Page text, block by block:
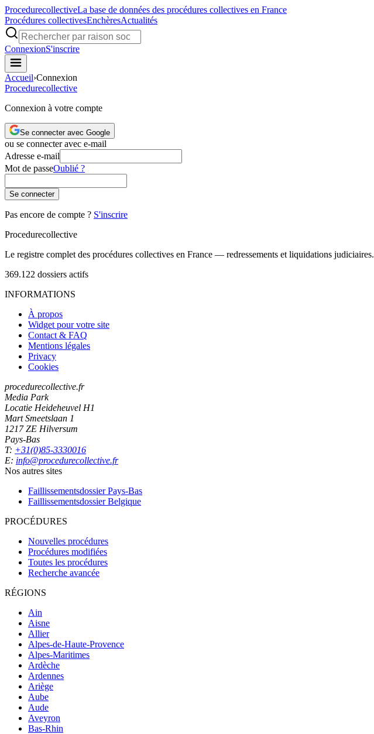
ProcedurecollectiveLa base de données des procédures collectives en France
Procédures collectivesEnchèresActualités
ConnexionS'inscrire
Accueil›Connexion
Procedurecollective
Connexion à votre compte
Se connecter avec Google
ou se connecter avec e-mail
Adresse e-mail
Mot de passeOublié ?
Se connecter
Pas encore de compte ? S'inscrire
Procedurecollective
Le registre complet des procédures collectives en France — redressements et liquidations judiciaires.
369.122 dossiers actifs
INFORMATIONS
À propos
Widget pour votre site
Contact & FAQ
Mentions légales
Privacy
Cookies
procedurecollective.fr
Media Park
Locatie Heideheuvel H1
Mart Smeetslaan 1
1217 ZE Hilversum
Pays-Bas
T: +31(0)85-3330016
E: info@procedurecollective.fr
Nos autres sites
Faillissementsdossier Pays-Bas
Faillissementsdossier Belgique
PROCÉDURES
Nouvelles procédures
Procédures modifiées
Toutes les procédures
Recherche avancée
RÉGIONS
Ain
Aisne
Allier
Alpes-de-Haute-Provence
Alpes-Maritimes
Ardèche
Ardennes
Ariège
Aube
Aude
Aveyron
Bas-Rhin